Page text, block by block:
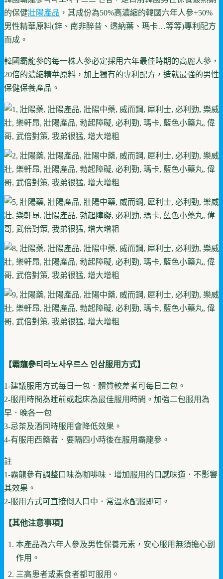
的保健壯陽產品 ，其成份為50%高濃縮的韓國六年人參+50%
男性精華原料(鋅、南非醉昔、透納葉、瑪卡…等等)專利配方
而成。
韓國霸龍參的每一株人參必定採用六年最佳時期的高麗人參，
20倍的濃縮精華原料，加上獨有的專利配方，造就最強的男性
保健保養產品。
【霸龍參티라노사우르스 인삼服用方式】
1-建議服用方式每日一包．體質較差者可每日二包。
2-服用時間為睡前或起床為最佳服用時間。加強二包服用為
早．晚各一包
3-忌茶及酒同時服用會降低效果。
4-有服用西藥者．要隔四小時後在服用霸龍參。
註
1-霸龍參有調整口味為咖啡味．增加服用的口感味道．不影響
其效果。
2-服用方式可直接倒入口中．常溫水配服即可。
【其他注意事項】
本產品為六年人參及男性保養元素，安心服用無須擔心副
作用。
三高患者或素食者都可服用。